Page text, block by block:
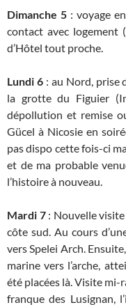
Dimanche 5: voyage
contact avec logement
d’Hôtel tout proche.
Lundi 6: au Nord, prise
la grotte du Figuier
dépollution et remise
Gücel à Nicosie en
pas dispo cette fois-ci
et de ma probable
l’histoire à nouveau.
Mardi 7: Nouvelle visite
côte sud. Au cours
vers Spelei Arch.
marine vers l’arche,
été placées là. Visite mi-
franque des Lusignan,